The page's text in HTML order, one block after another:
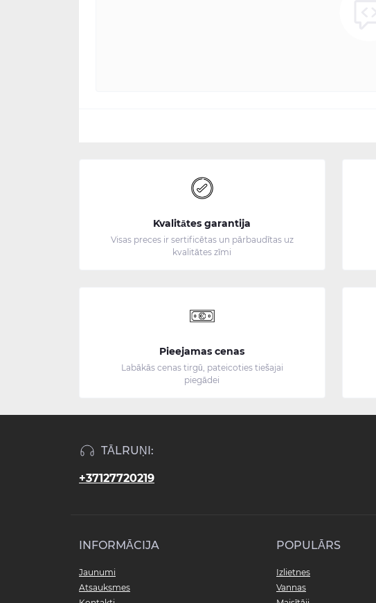
Kvalitātes garantija
Visas preces ir sertificētas un pārbaudītas uz
kvalitātes zīmi
Pieejamas cenas
Labākās cenas tirgū, pateicoties tiešajai
piegādei
TĀLRUŅI:
+37127720219
INFORMĀCIJA
Jaunumi
Atsauksmes
POPULĀRS
Izlietnes
Vannas